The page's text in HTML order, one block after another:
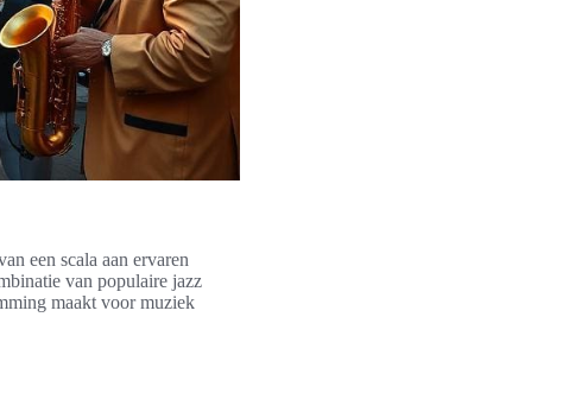
een scala aan ervaren
van populaire jazz
maakt voor muziek